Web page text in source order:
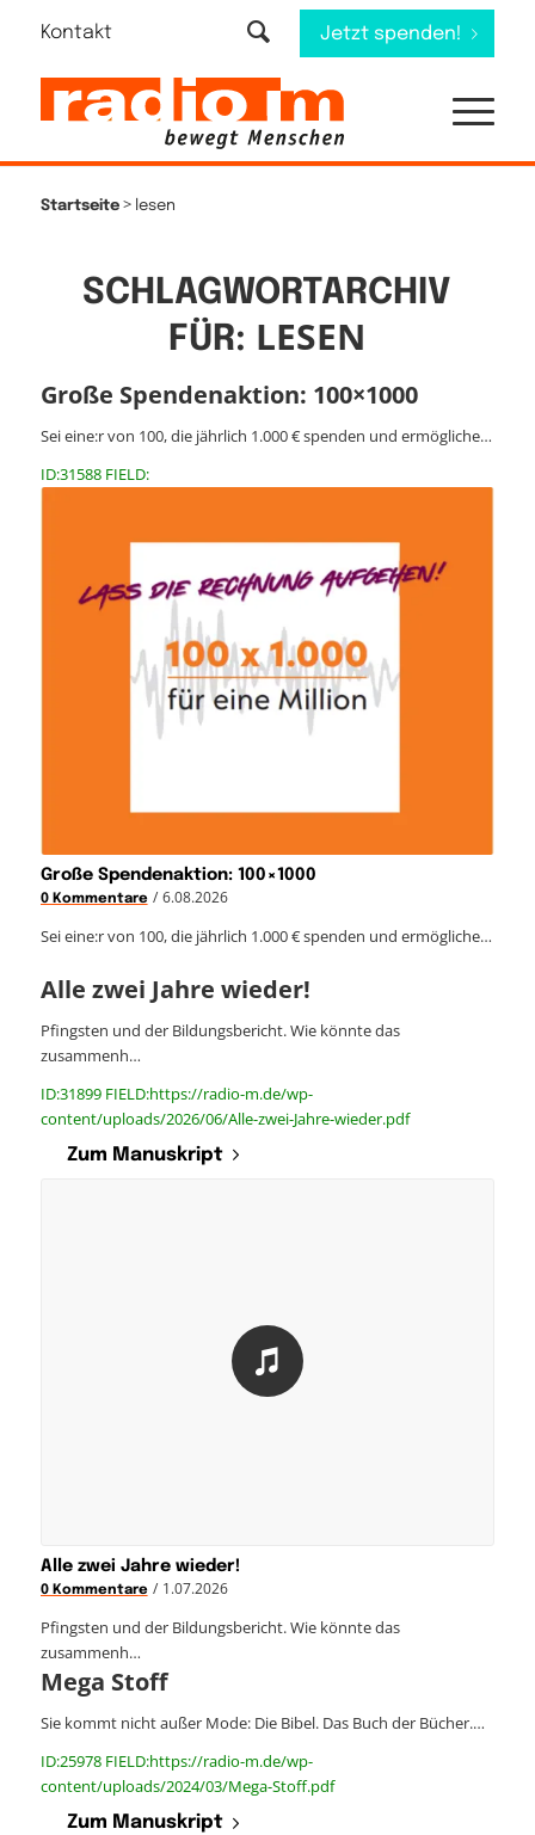
Kontakt Jetzt spenden!
Startseite> lesen
SCHLAGWORTARCHIV
FÜR: LESEN
Große Spendenaktion: 100×1000
Sei eine:r von 100, die jährlich 1.000 € spenden und ermögliche…
ID:31588 FIELD:
Große Spendenaktion: 100×1000
0 Kommentare / 6.08.2026
Sei eine:r von 100, die jährlich 1.000 € spenden und ermögliche…
Alle zwei Jahre wieder!
Pfingsten und der Bildungsbericht. Wie könnte das
zusammenh…
ID:31899 FIELD:https://radio-m.de/wp-
content/uploads/2026/06/Alle-zwei-Jahre-wieder.pdf
Zum Manuskript
Alle zwei Jahre wieder!
0 Kommentare / 1.07.2026
Pfingsten und der Bildungsbericht. Wie könnte das
zusammenh…
Mega Stoff
Sie kommt nicht außer Mode: Die Bibel. Das Buch der Bücher.…
ID:25978 FIELD:https://radio-m.de/wp-
content/uploads/2024/03/Mega-Stoff.pdf
Zum Manuskript